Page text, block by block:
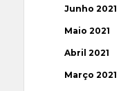
Junho 2021
Maio 2021
Abril 2021
Março 2021